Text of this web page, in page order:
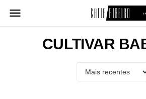
para
CULTIVAR